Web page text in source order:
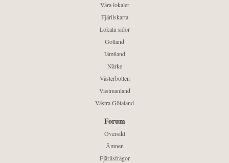
Våra lokaler
Fjärilskarta
Lokala sidor
Gotland
Jämtland
Närke
Västerbotten
Västmanland
Västra Götaland
Forum
Översikt
Ämnen
Fjärilsfrågor